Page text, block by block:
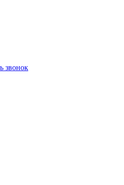
звонок